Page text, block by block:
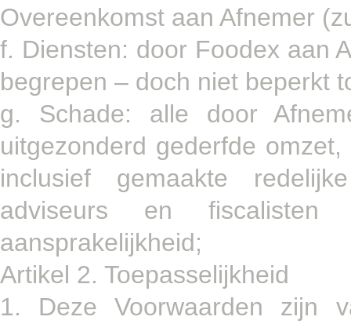
Overeenkomst aan Afnemer
f. Diensten: door Foodex aan
begrepen – doch niet beperkt
g. Schade: alle door
uitgezonderd gederfde
inclusief gemaakte
adviseurs en
aansprakelijkheid;
Artikel 2. Toepasselijkheid
1. Deze Voorwaarden zijn